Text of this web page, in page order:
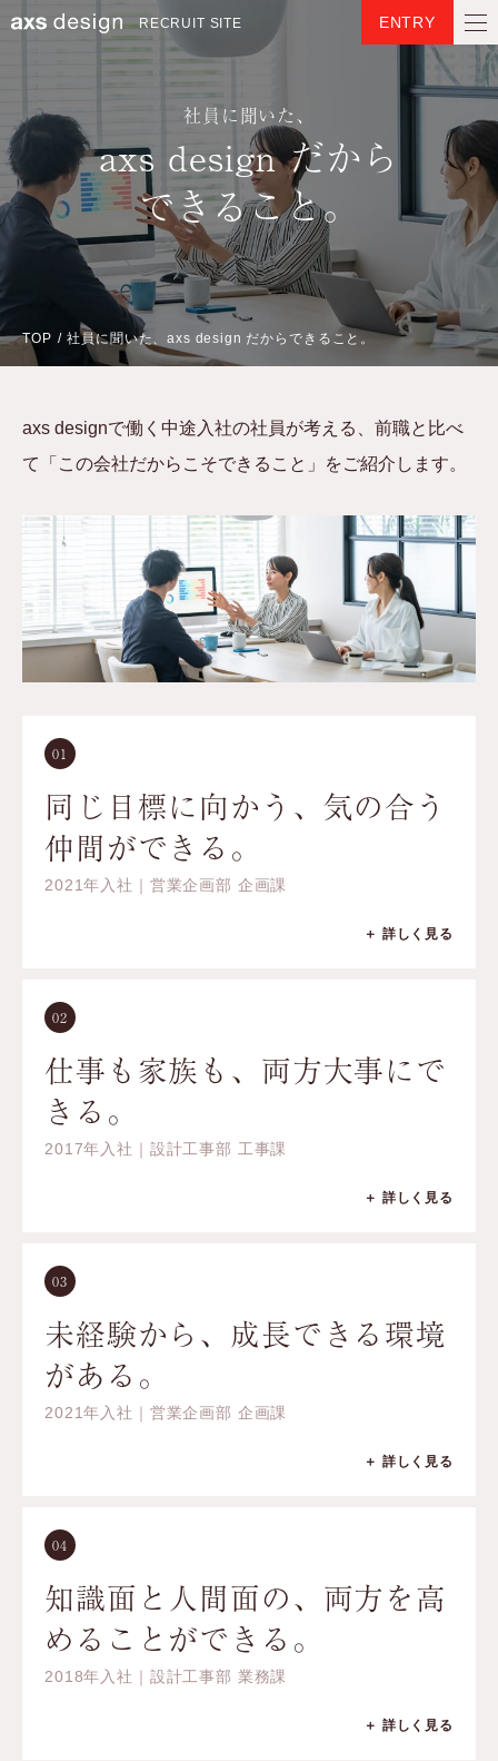
RECRUIT SITE ENTRY
社員に聞いた、
axs design だから
できること。
TOP 社員に聞いた、axs design だからできること。
axs designで働く中途入社の社員が考える、 前職と比べ
て「この会社だからこそできること」をご紹介します。
01
同じ目標に向かう、気の合う
仲間ができる。
2021年入社｜営業企画部 企画課
＋ 詳しく見る
02
仕事も家族も、両方大事にで
きる。
2017年入社｜設計工事部 工事課
＋ 詳しく見る
03
未経験から、成長できる環境
がある。
2021年入社｜営業企画部 企画課
＋ 詳しく見る
04
知識面と人間面の、両方を高
めることができる。
2018年入社｜設計工事部 業務課
＋ 詳しく見る